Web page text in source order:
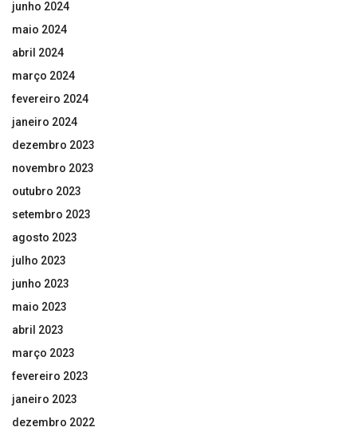
junho 2024
maio 2024
abril 2024
março 2024
fevereiro 2024
janeiro 2024
dezembro 2023
novembro 2023
outubro 2023
setembro 2023
agosto 2023
julho 2023
junho 2023
maio 2023
abril 2023
março 2023
fevereiro 2023
janeiro 2023
dezembro 2022